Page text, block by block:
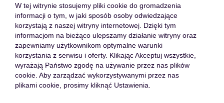
Lista Ofert
Mieszkania
Domy
Działki
Popularne Lokalizacje
Warszawa
Kraków
Poznań
W tej witrynie stosujemy pliki cookie do gromadzenia
informacji o tym, w jaki sposób osoby odwiedzające
korzystają z naszej witryny internetowej. Dzięki tym
informacjom na bieżąco ulepszamy działanie witryny oraz
zapewniamy użytkownikom optymalne warunki
korzystania z serwisu i oferty. Klikając Akceptuj wszystkie,
wyrażają Państwo zgodę na używanie przez nas plików
cookie. Aby zarządzać wykorzystywanymi przez nas
plikami cookie, prosimy kliknąć Ustawienia.